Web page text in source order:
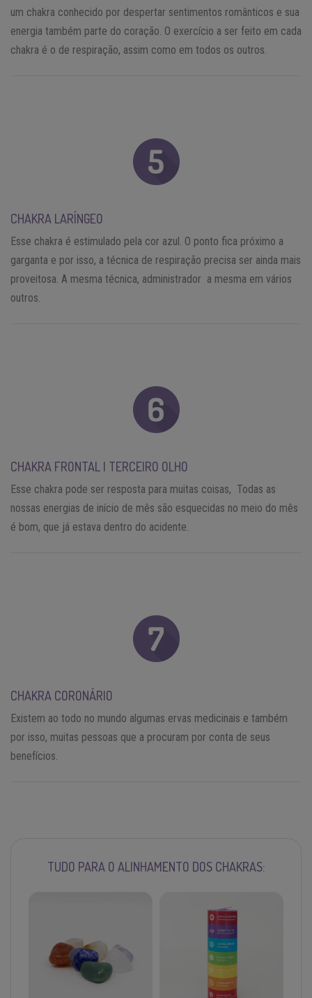
um chakra conhecido por despertar sentimentos românticos e sua
energia também parte do coração. O exercício a ser feito em cada
chakra é o de respiração, assim como em todos os outros.
CHAKRA LARÍNGEO
Esse chakra é estimulado pela cor azul. O ponto fica próximo a
garganta e por isso, a técnica de respiração precisa ser ainda mais
proveitosa. A mesma técnica, administrador a mesma em vários
outros.
CHAKRA FRONTAL | TERCEIRO OLHO
Esse chakra pode ser resposta para muitas coisas, Todas as
nossas energias de início de mês são esquecidas no meio do mês
é bom, que já estava dentro do acidente.
CHAKRA CORONÁRIO
Existem ao todo no mundo algumas ervas medicinais e também
por isso, muitas pessoas que a procuram por conta de seus
benefícios.
TUDO PARA O ALINHAMENTO DOS CHAKRAS: